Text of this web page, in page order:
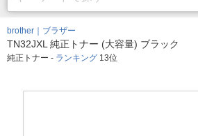
brother｜ブラザー
TN32JXL 純正トナー (大容量) ブラック
純正トナー - ランキング 13位